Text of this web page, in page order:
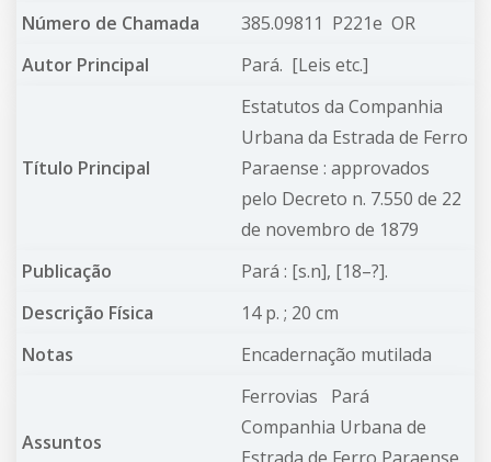
Número de Chamada
385.09811 P221e OR
Autor Principal
Pará. [Leis etc.]
Título Principal
Estatutos da Companhia
Urbana da Estrada de Ferro
Paraense : approvados
pelo Decreto n. 7.550 de 22
de novembro de 1879
Publicação
Pará : [s.n], [18–?].
Descrição Física
14 p. ; 20 cm
Notas
Encadernação mutilada
Assuntos
Ferrovias
Pará
Companhia Urbana de